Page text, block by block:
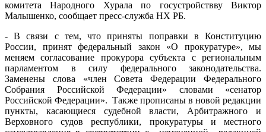
комитета Народного Хурала по госустройствву Виктор
Малышенко, сообщает пресс-служба НХ РБ.
- В связи с тем, что приняты поправки в Конституцию
России, принят федеральный закон «О прокуратуре», мы
меняем согласование прокурора субъекта с региональным
парламентом в силу федерального законодательства.
Заменены слова «член Совета Федерации Федерального
Собрания Российской Федерации» словами «сенатор
Российской Федерации». Также прописаны в новой редакции
пункты, касающиеся судебной власти, Арбитражного и
Верховного судов республики, прокуратуры и местного